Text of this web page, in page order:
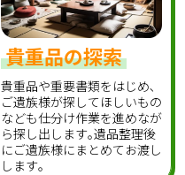
貴重品の探索
貴重品や重要書類をはじめ､
ご遺族様が探してほしいもの
なども仕分け作業を進めなが
ら探し出します｡遺品整理後
にご遺族様にまとめてお渡し
します｡